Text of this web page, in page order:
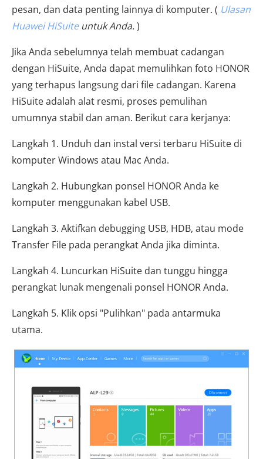
pesan, dan data penting lainnya di komputer. ( Ulasan
Huawei HiSuite untuk Anda.)
Jika Anda sebelumnya telah membuat cadangan
dengan HiSuite, Anda dapat memulihkan foto HONOR
yang terhapus langsung dari file cadangan. Karena
HiSuite adalah alat resmi, proses pemulihan
umumnya stabil dan aman. Berikut cara kerjanya:
Langkah 1. Unduh dan instal versi terbaru HiSuite di
komputer Windows atau Mac Anda.
Langkah 2. Hubungkan ponsel HONOR Anda ke
komputer menggunakan kabel USB.
Langkah 3. Aktifkan debugging USB, HDB, atau mode
Transfer File pada perangkat Anda jika diminta.
Langkah 4. Luncurkan HiSuite dan tunggu hingga
perangkat lunak mengenali ponsel HONOR Anda.
Langkah 5. Klik opsi "Pulihkan" pada antarmuka
utama.